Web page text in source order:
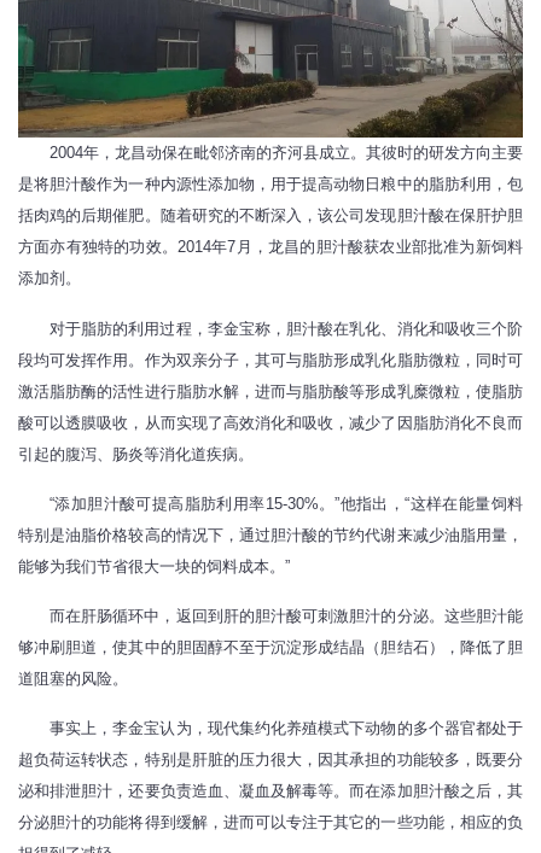
2004年，龙昌动保在毗邻济南的齐河县成立。其彼时的研发方向主要
是将胆汁酸作为一种内源性添加物，用于提高动物日粮中的脂肪利用，包
括肉鸡的后期催肥。随着研究的不断深入，该公司发现胆汁酸在保肝护胆
方面亦有独特的功效。2014年7月，龙昌的胆汁酸获农业部批准为新饲料
添加剂。
对于脂肪的利用过程，李金宝称，胆汁酸在乳化、消化和吸收三个阶
段均可发挥作用。作为双亲分子，其可与脂肪形成乳化脂肪微粒，同时可
激活脂肪酶的活性进行脂肪水解，进而与脂肪酸等形成乳糜微粒，使脂肪
酸可以透膜吸收，从而实现了高效消化和吸收，减少了因脂肪消化不良而
引起的腹泻、肠炎等消化道疾病。
“添加胆汁酸可提高脂肪利用率15-30%。”他指出，“这样在能量饲料
特别是油脂价格较高的情况下，通过胆汁酸的节约代谢来减少油脂用量，
能够为我们节省很大一块的饲料成本。”
而在肝肠循环中，返回到肝的胆汁酸可刺激胆汁的分泌。这些胆汁能
够冲刷胆道，使其中的胆固醇不至于沉淀形成结晶（胆结石），降低了胆
道阻塞的风险。
事实上，李金宝认为，现代集约化养殖模式下动物的多个器官都处于
超负荷运转状态，特别是肝脏的压力很大，因其承担的功能较多，既要分
泌和排泄胆汁，还要负责造血、凝血及解毒等。而在添加胆汁酸之后，其
分泌胆汁的功能将得到缓解，进而可以专注于其它的一些功能，相应的负